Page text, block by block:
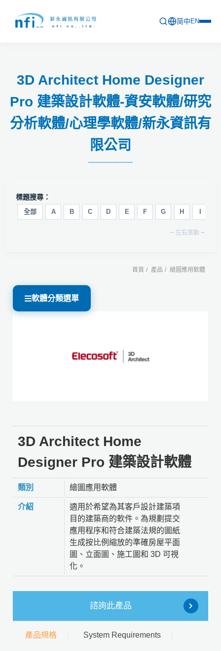
3D Architect Home Designer
Pro 建築設計軟體-資安軟體/研究
分析軟體/心理學軟體/新永資訊有
限公司
最新活動
產品列表
軟體更新資訊
教育訓練
聯絡新永
简中EN
標題搜尋：
全部 A B C D E F G H
⭠ 左右滾動 ⭢
首頁 產品 繪圖應用軟體
軟體分類選單
3D Architect Home
Designer Pro 建築設計軟體
類別 繪圖應用軟體
介紹
適用於希望為其客戶設計建築項
目的建築商的軟件。為規劃提交
應用程序和符合建築法規的圖紙
生成按比例縮放的準確房屋平面
圖、立面圖、施工圖和 3D 可視
化。
諮詢此產品
產品規格 System Requirements